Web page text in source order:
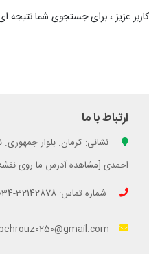
کاربر عزیز ، برای جستجوی شما نتیجه
ارتباط با ما
نشانی: کرمان. بلوار جمهوری.
احمدی [مشاهده آدرس ما روی
شماره تماس: 32142878-034 5-09133396714